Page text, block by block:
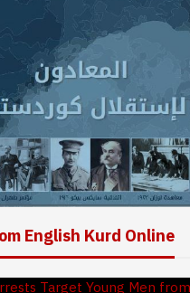
English Kurd Online